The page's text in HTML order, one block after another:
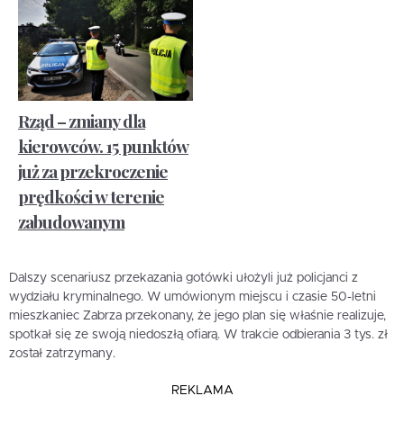
Rząd – zmiany dla
kierowców. 15 punktów
już za przekroczenie
prędkości w terenie
zabudowanym
Dalszy scenariusz przekazania gotówki ułożyli już policjanci z
wydziału kryminalnego. W umówionym miejscu i czasie 50-letni
mieszkaniec Zabrza przekonany, że jego plan się właśnie realizuje,
spotkał się ze swoją niedoszłą ofiarą. W trakcie odbierania 3 tys. zł
został zatrzymany.
REKLAMA